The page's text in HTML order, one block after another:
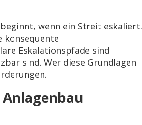
wenn ein Streit eskaliert.
konsequente
Eskalationspfade sind
sind. Wer diese Grundlagen